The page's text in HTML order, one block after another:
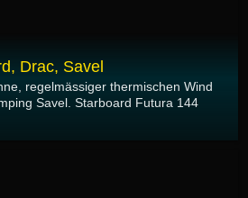
Drac, Savel
regelmässiger thermischen Wind
Savel. Starboard Futura 144